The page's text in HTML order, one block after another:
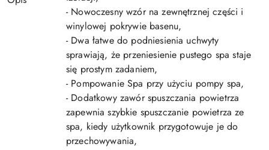
- Nowoczesny wzór na zewnętrznej części i
winylowej pokrywie basenu,
- Dwa łatwe do podniesienia uchwyty
sprawiają, że przeniesienie pustego spa staje
się prostym zadaniem,
- Pompowanie Spa przy użyciu pompy spa,
- Dodatkowy zawór spuszczania powietrza
zapewnia szybkie spuszczanie powietrza ze
spa, kiedy użytkownik przygotowuje je do
przechowywania,